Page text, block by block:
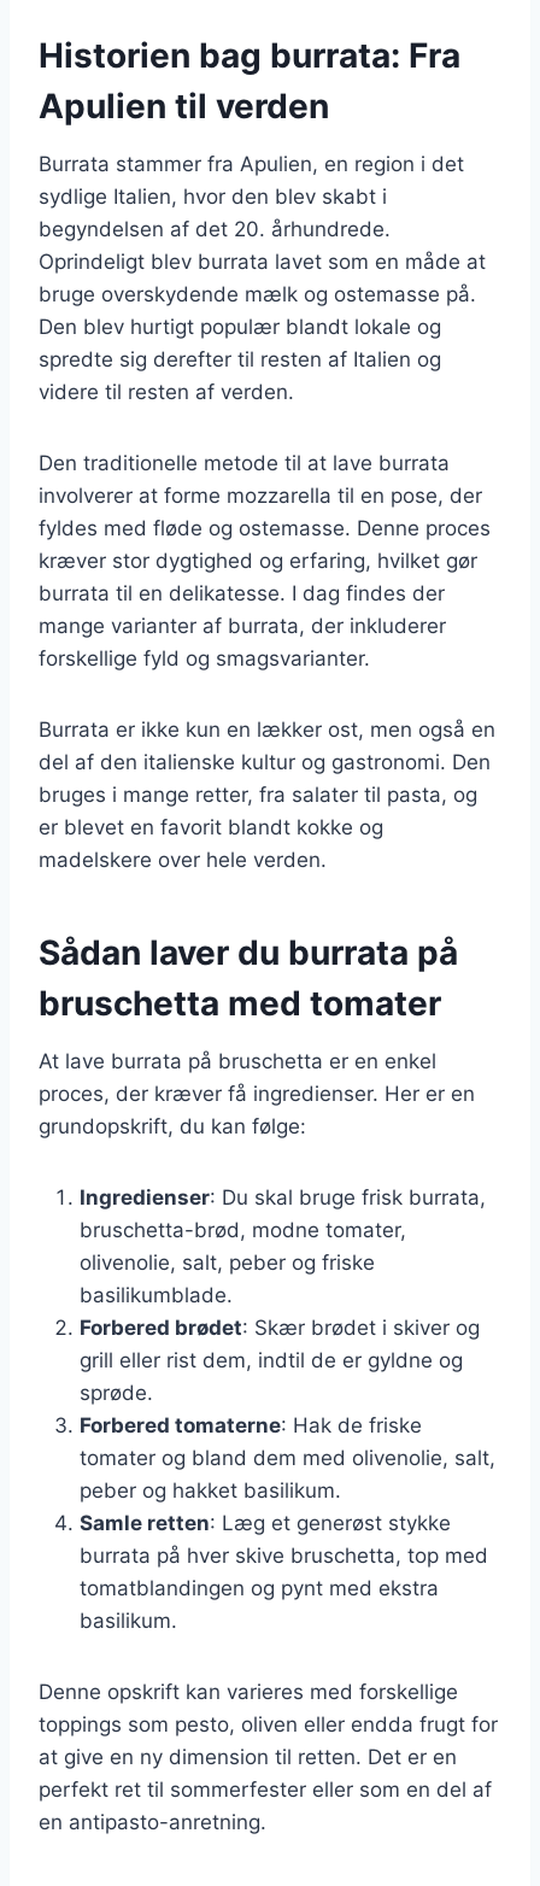
Historien bag burrata: Fra
Apulien til verden
Burrata stammer fra Apulien, en region i det
sydlige Italien, hvor den blev skabt i
begyndelsen af det 20. århundrede.
Oprindeligt blev burrata lavet som en måde at
bruge overskydende mælk og ostemasse på.
Den blev hurtigt populær blandt lokale og
spredte sig derefter til resten af Italien og
videre til resten af verden.
Den traditionelle metode til at lave burrata
involverer at forme mozzarella til en pose, der
fyldes med fløde og ostemasse. Denne proces
kræver stor dygtighed og erfaring, hvilket gør
burrata til en delikatesse. I dag findes der
mange varianter af burrata, der inkluderer
forskellige fyld og smagsvarianter.
Burrata er ikke kun en lækker ost, men også en
del af den italienske kultur og gastronomi. Den
bruges i mange retter, fra salater til pasta, og
er blevet en favorit blandt kokke og
madelskere over hele verden.
Sådan laver du burrata på
bruschetta med tomater
At lave burrata på bruschetta er en enkel
proces, der kræver få ingredienser. Her er en
grundopskrift, du kan følge:
Ingredienser: Du skal bruge frisk burrata,
bruschetta-brød, modne tomater,
olivenolie, salt, peber og friske
basilikumblade.
Forbered brødet: Skær brødet i skiver og
grill eller rist dem, indtil de er gyldne og
sprøde.
Forbered tomaterne: Hak de friske
tomater og bland dem med olivenolie, salt,
peber og hakket basilikum.
Samle retten: Læg et generøst stykke
burrata på hver skive bruschetta, top med
tomatblandingen og pynt med ekstra
basilikum.
Denne opskrift kan varieres med forskellige
toppings som pesto, oliven eller endda frugt for
at give en ny dimension til retten. Det er en
perfekt ret til sommerfester eller som en del af
en antipasto-anretning.